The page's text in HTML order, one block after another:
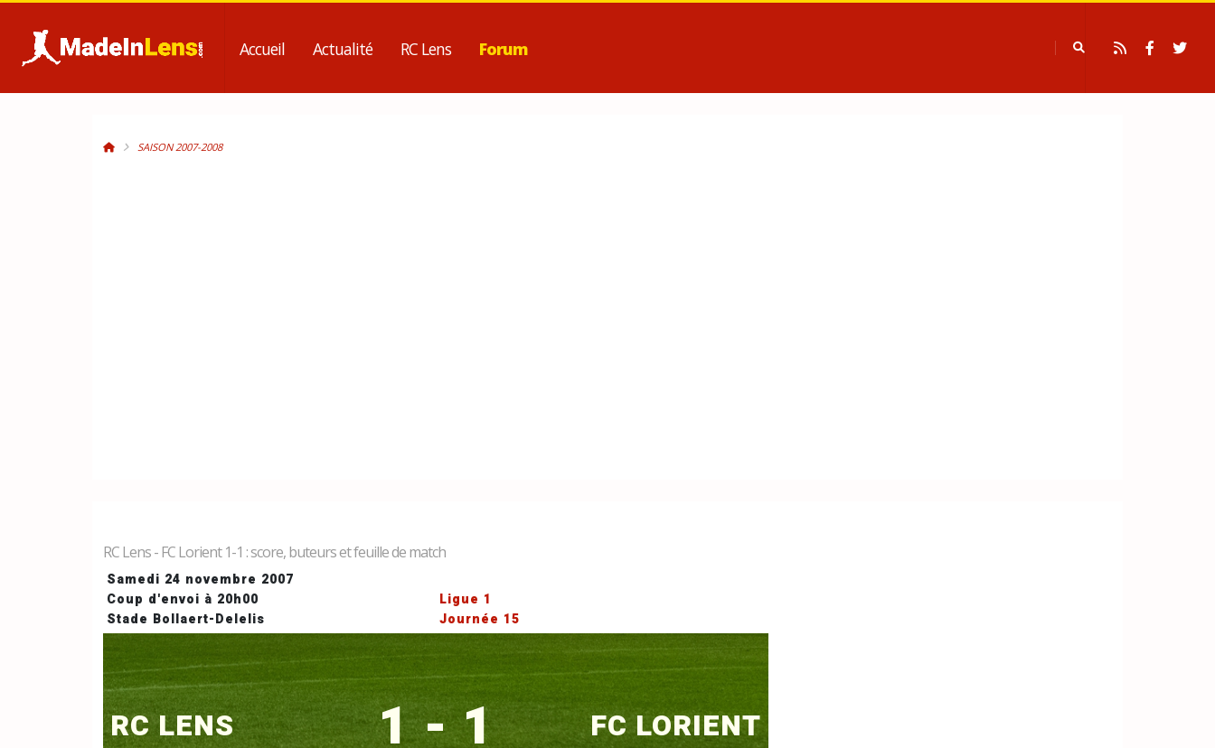
Accueil Actualité RC Lens Forum
SAISON 2007-2008
RC Lens - FC Lorient 1-1 : score, buteurs et feuille de match
Samedi 24 novembre 2007
Coup d'envoi à 20h00
Stade Bollaert-Delelis
Ligue 1
Journée 15
RC LENS 1 - 1 FC LORIENT